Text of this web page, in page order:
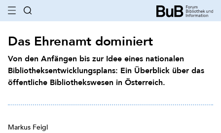
Das Ehrenamt dominiert
Von den Anfängen bis zur Idee eines nationalen
Bibliotheksentwicklungsplans: Ein Überblick über das
öffentliche Bibliothekswesen in Österreich.
Markus Feigl